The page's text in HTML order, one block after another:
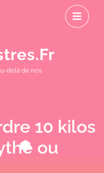
delà de nos
10 kilos
ou